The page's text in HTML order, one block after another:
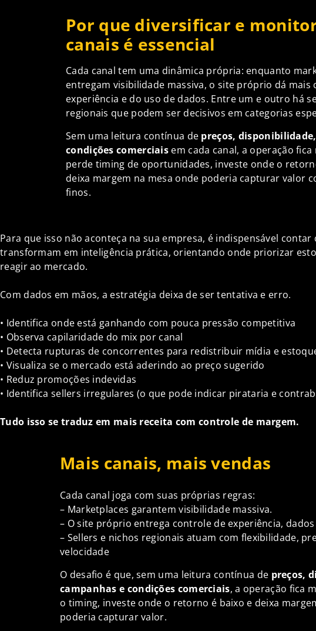
Por que diversificar e
canais é essencial
Cada canal tem uma dinâmica própria: enquanto
entregam visibilidade massiva, o site próprio dá mais
experiência e do uso de dados. Entre um e outro há
regionais que podem ser decisivos em categorias
Sem uma leitura contínua de preços,
condições comerciais em cada canal, a operação fica
perde timing de oportunidades, investe onde o
deixa margem na mesa onde poderia capturar valor
finos.
Para que isso não aconteça na sua empresa, é indispensável
transformam em inteligência prática, orientando onde priorizar
reagir ao mercado.
Com dados em mãos, a estratégia deixa de ser tentativa e erro.
• Identifica onde está ganhando com pouca pressão competitiva
• Observa capilaridade do mix por canal
• Detecta rupturas de concorrentes para redistribuir mídia e
• Visualiza se o mercado está aderindo ao preço sugerido
• Reduz promoções indevidas
• Identifica sellers irregulares (o que pode indicar pirataria e
Tudo isso se traduz em mais receita com controle de margem.
Mais canais, mais vendas
Cada canal joga com suas próprias regras:
– Marketplaces garantem visibilidade massiva.
– O site próprio entrega controle de experiência,
– Sellers e nichos regionais atuam com flexibilidade,
velocidade
O desafio é que, sem uma leitura contínua de preços,
campanhas e condições comerciais, a operação fica
o timing, investe onde o retorno é baixo e deixa
poderia capturar valor.